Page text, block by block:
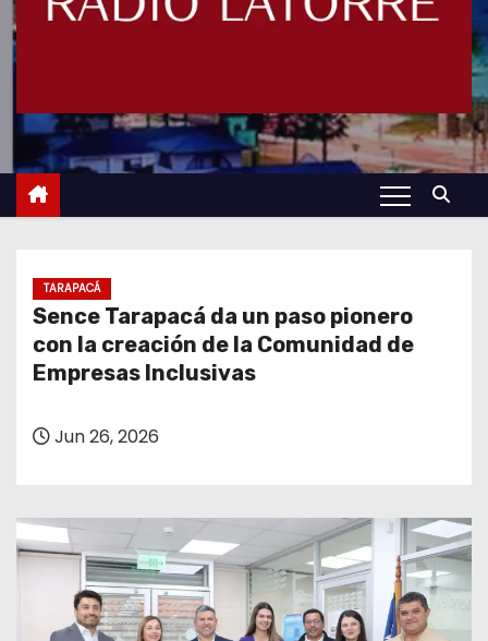
TARAPACÁ
Sence Tarapacá da un paso pionero
con la creación de la Comunidad de
Empresas Inclusivas
Jun 26, 2026